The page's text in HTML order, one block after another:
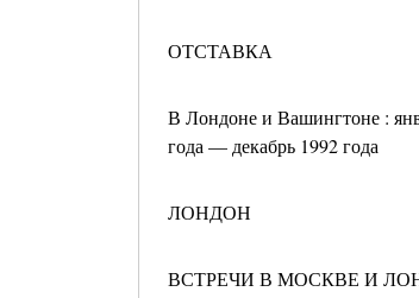
ОТСТАВКА
В Лондоне и Вашингтоне :
года — декабрь 1992 года
ЛОНДОН
ВСТРЕЧИ В МОСКВЕ И